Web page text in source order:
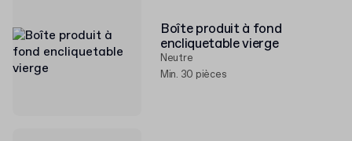
Boîte produit à fond
encliquetable vierge
Neutre
Min. 30 pièces